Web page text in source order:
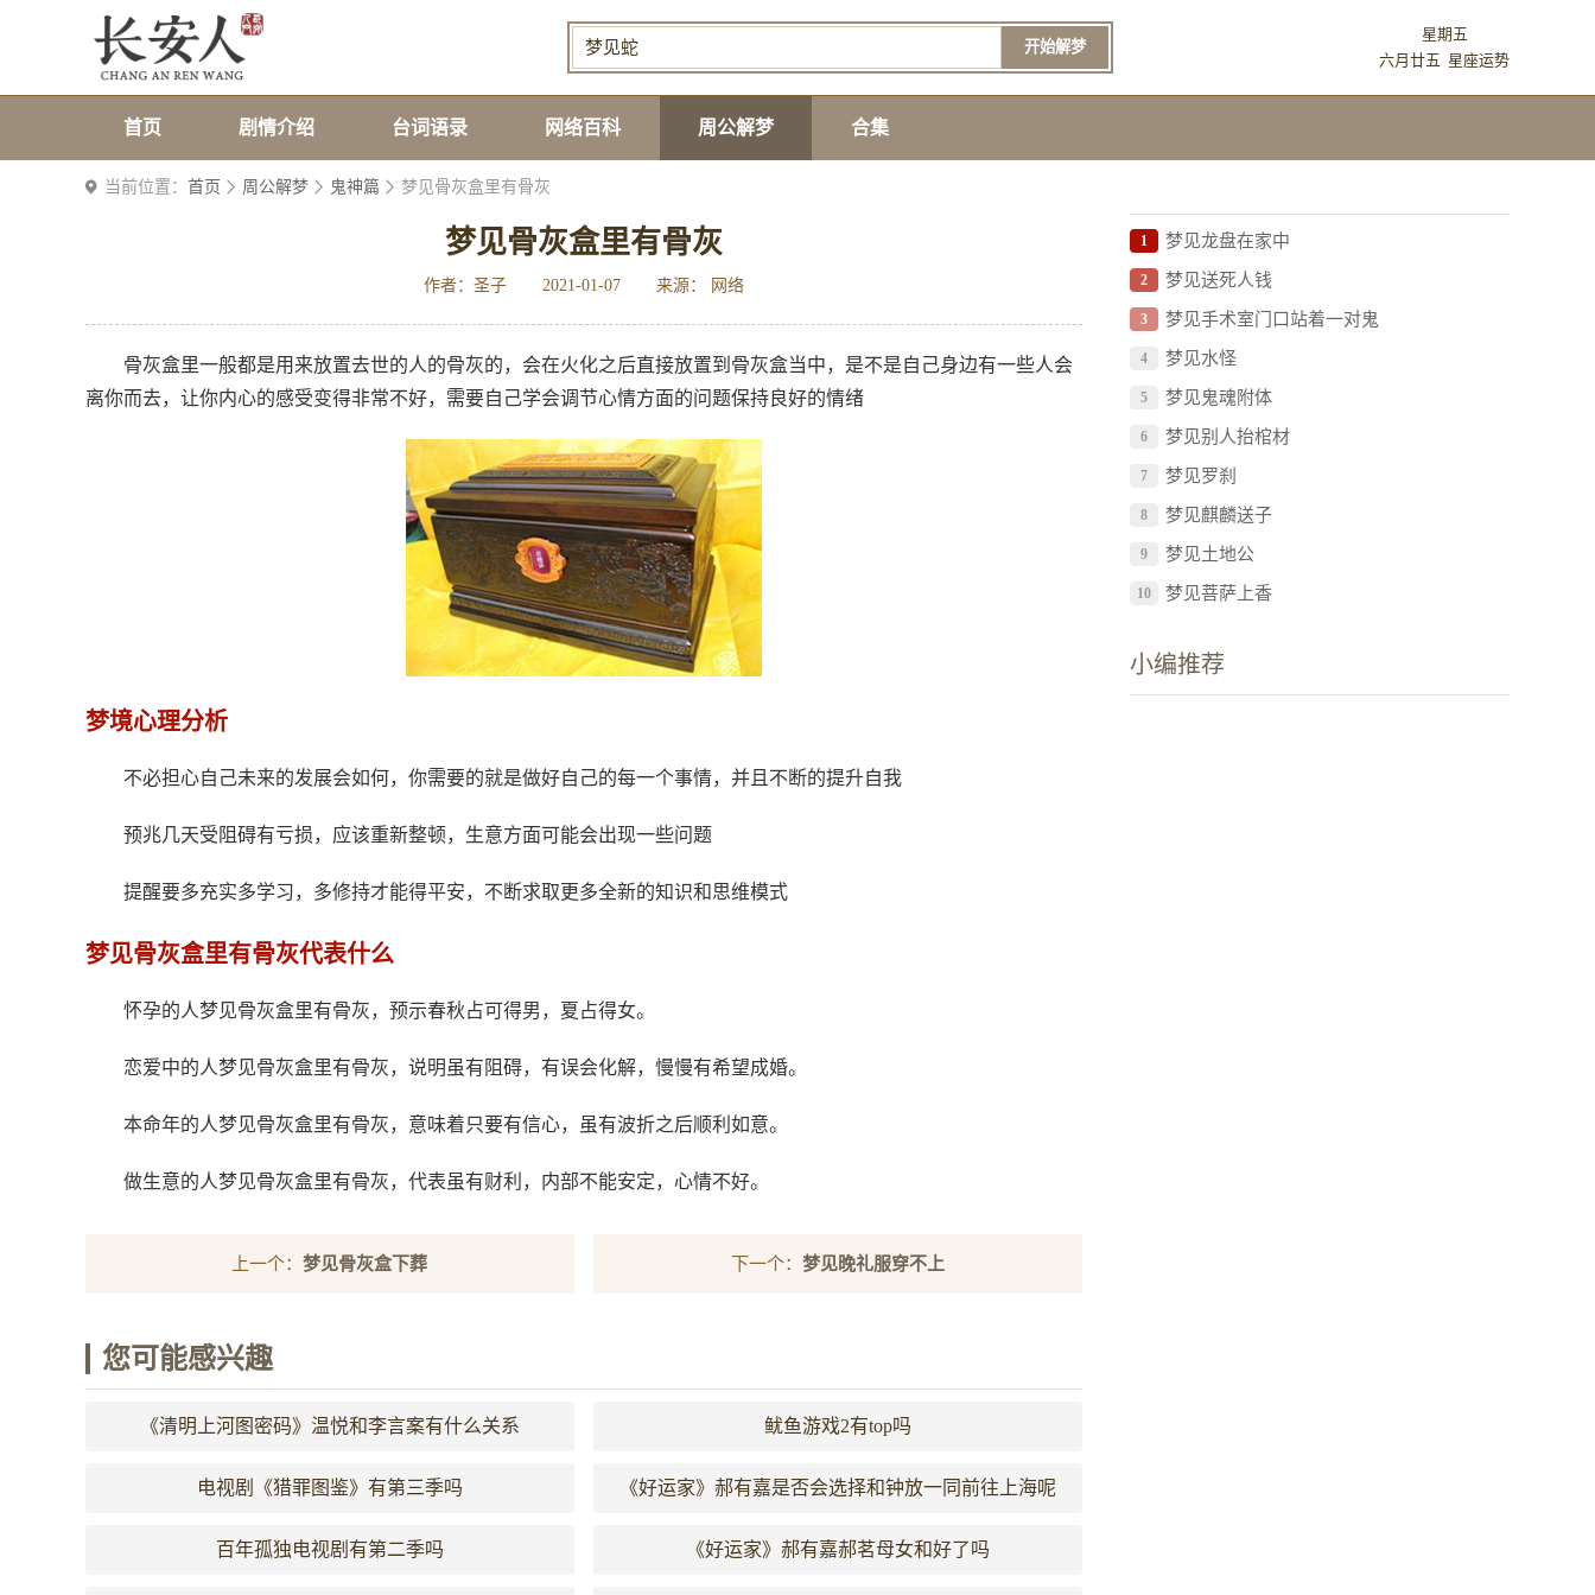
开始解梦
星期五
六月廿五 星座运势
首页 剧情介绍 台词语录 网络百科 周公解梦 合集
当前位置： 首页 周公解梦 鬼神篇 梦见骨灰盒里有骨灰
梦见骨灰盒里有骨灰
作者：圣子 2021-01-07 来源： 网络
骨灰盒里一般都是用来放置去世的人的骨灰的，会在火化之后直接放置到骨灰盒当中，是不是自己身边有一些人会
离你而去，让你内心的感受变得非常不好，需要自己学会调节心情方面的问题保持良好的情绪
梦境心理分析
不必担心自己未来的发展会如何，你需要的就是做好自己的每一个事情，并且不断的提升自我
预兆几天受阻碍有亏损，应该重新整顿，生意方面可能会出现一些问题
提醒要多充实多学习，多修持才能得平安，不断求取更多全新的知识和思维模式
梦见骨灰盒里有骨灰代表什么
怀孕的人梦见骨灰盒里有骨灰，预示春秋占可得男，夏占得女。
恋爱中的人梦见骨灰盒里有骨灰，说明虽有阻碍，有误会化解，慢慢有希望成婚。
本命年的人梦见骨灰盒里有骨灰，意味着只要有信心，虽有波折之后顺利如意。
做生意的人梦见骨灰盒里有骨灰，代表虽有财利，内部不能安定，心情不好。
上一个：梦见骨灰盒下葬 下一个：梦见晚礼服穿不上
您可能感兴趣
《清明上河图密码》温悦和李言案有什么关系 鱿鱼游戏2有top吗
电视剧《猎罪图鉴》有第三季吗 《好运家》郝有嘉是否会选择和钟放一同前往上海呢
百年孤独电视剧有第二季吗 《好运家》郝有嘉郝茗母女和好了吗
1 梦见龙盘在家中
2 梦见送死人钱
3 梦见手术室门口站着一对鬼
4 梦见水怪
5 梦见鬼魂附体
6 梦见别人抬棺材
7 梦见罗刹
8 梦见麒麟送子
9 梦见土地公
10 梦见菩萨上香
小编推荐